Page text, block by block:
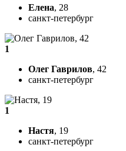
Елена, 28
санкт-петербург
1
Олег Гаврилов, 42
санкт-петербург
1
Настя, 19
санкт-петербург